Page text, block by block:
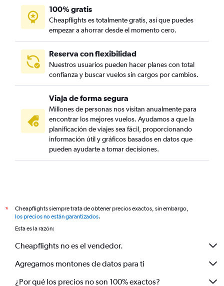
100% gratis
Cheapflights es totalmente gratis, así que puedes
empezar a ahorrar desde el momento cero.
Reserva con flexibilidad
Nuestros usuarios pueden hacer planes con total
confianza y buscar vuelos sin cargos por cambios.
Viaja de forma segura
Millones de personas nos visitan anualmente para
encontrar los mejores vuelos. Ayudamos a que la
planificación de viajes sea fácil, proporcionando
información útil y gráficos basados en datos que
pueden ayudarte a tomar decisiones.
*
Cheapflights siempre trata de obtener precios exactos, sin embargo,
los precios no están garantizados.
Esta es la razón:
Cheapflights no es el vendedor.
Agregamos montones de datos para ti
¿Por qué los precios no son 100% exactos?